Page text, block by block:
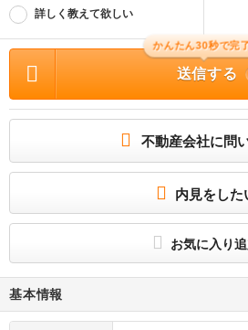
詳しく教えて欲しい
かんたん30秒で完
送信する
不動産会社に問
内見をした
お気に入り
基本情報